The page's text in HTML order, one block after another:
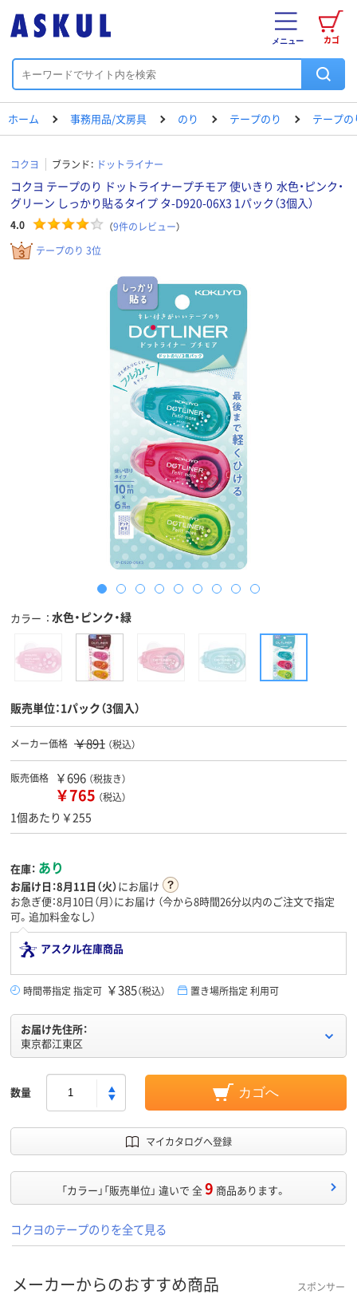
カゴ
メニュー
ホーム 事務用品/文房具 のり テープのり テープの
コクヨ ブランド： ドットライナー
コクヨ テープのり ドットライナープチモア 使いきり 水色・ピンク・
グリーン しっかり貼るタイプ タ-D920-06X3 1パック（3個入）
4.0 （9件のレビュー）
テープのり 3位
カラー 水色・ピンク・緑
販売単位：1パック（3個入）
メーカー価格 ￥891 （税込）
販売価格 ￥696 （税抜き）
￥765 （税込）
1個あたり￥255
在庫： あり
お届け日：8月11日（火）にお届け
お急ぎ便：8月10日（月）にお届け （今から8時間26分以内のご注文で指定
可。追加料金なし）
アスクル在庫商品
時間帯指定 指定可 ￥385（税込） 置き場所指定 利用可
お届け先住所：
東京都江東区
数量 カゴへ
マイカタログへ登録
「カラー」「販売単位」 違いで 全9 商品あります。
コクヨのテープのりを全て見る
メーカーからのおすすめ商品 スポンサー